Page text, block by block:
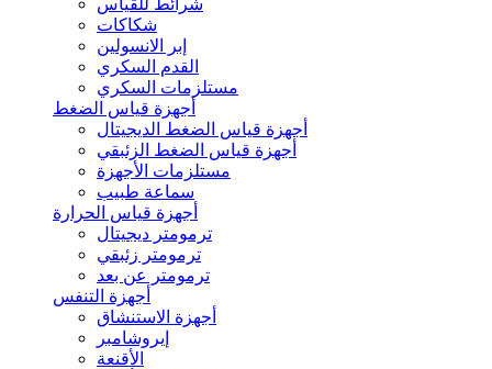
شرائط للقياس
شكاكات
إبر الانسولين
القدم السكري
مستلزمات السكري
أجهزة قياس الضغط
أجهزة قياس الضغط الديجيتال
أجهزة قياس الضغط الزئبقي
مستلزمات الأجهزة
سماعة طبيب
أجهزة قياس الحرارة
ترمومتر ديجيتال
ترمومتر زئبقي
ترمومتر عن بعد
أجهزة التنفس
أجهزة الاستنشاق
إيروشامبر
الأقنعة